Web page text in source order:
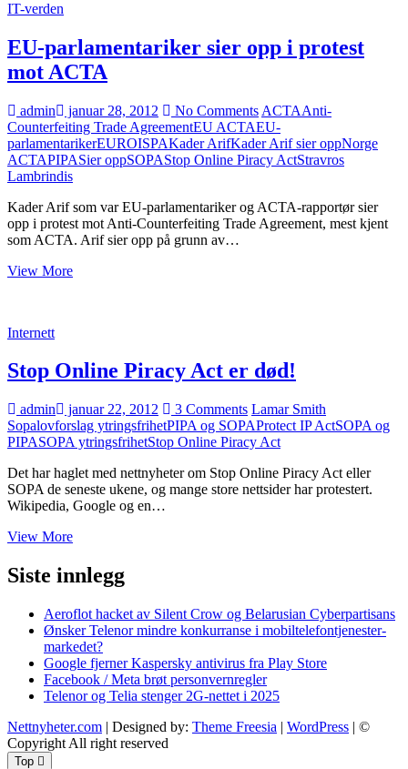
IT-verden
EU-parlamentariker sier opp i protest
mot ACTA
admin januar 28, 2012 No Comments ACTAAnti-
Counterfeiting Trade AgreementEU ACTAEU-
parlamentarikerEUROISPAKader ArifKader Arif sier oppNorge
ACTAPIPASier oppSOPAStop Online Piracy ActStravros
Lambrindis
Kader Arif som var EU-parlamentariker og ACTA-rapportør sier
opp i protest mot Anti-Counterfeiting Trade Agreement, mest kjent
som ACTA. Arif sier opp på grunn av…
View MoreEU-
mot
ACTA
Internett
Stop Online Piracy Act er død!
admin januar 22, 2012 3 Comments Lamar Smith
Sopalovforslag ytringsfrihetPIPA og SOPAProtect IP ActSOPA og
PIPASOPA ytringsfrihetStop Online Piracy Act
Det har haglet med nettnyheter om Stop Online Piracy Act eller
SOPA de seneste ukene, og mange store nettsider har protestert.
Wikipedia, Google og en…
View MoreStop
Piracy
Act
død!
Siste innlegg
Aeroflot hacket av Silent Crow og Belarusian Cyberpartisans
Ønsker Telenor mindre konkurranse i mobiltelefontjenester-
markedet?
Google fjerner Kaspersky antivirus fra Play Store
Facebook / Meta brøt personvernregler
Telenor og Telia stenger 2G-nettet i 2025
Nettnyheter.com | Designed by: Theme Freesia | WordPress | ©
Copyright All right reserved
Top